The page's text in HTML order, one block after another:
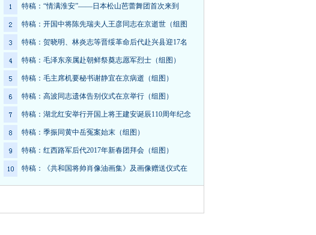
特稿：“情满淮安”——日本松山芭蕾舞团首次来到
特稿：开国中将陈先瑞夫人王彦同志在京逝世（组图
特稿：贺晓明、林炎志等晋绥革命后代赴兴县迎17名
特稿：毛泽东亲属赴朝鲜祭奠志愿军烈士（组图）
特稿：毛主席机要秘书谢静宜在京病逝（组图）
特稿：高波同志遗体告别仪式在京举行（组图）
特稿：湖北红安举行开国上将王建安诞辰110周年纪念
特稿：季振同黄中岳冤案始末（组图）
特稿：红西路军后代2017年新春团拜会（组图）
特稿：《共和国将帅肖像油画集》及画像赠送仪式在